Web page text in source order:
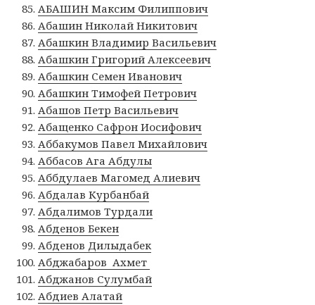
АБАШИН Максим Филиппович
Абашин Николай Никитович
Абашкин Владимир Васильевич
Абашкин Григорий Алексеевич
Абашкин Семен Иванович
Абашкин Тимофей Петрович
Абашов Петр Васильевич
Абащенко Сафрон Иосифович
Аббакумов Павел Михайлович
Аббасов Ага Абдулы
Аббдулаев Магомед Алиевич
Абдалав Курбанбай
Абдалимов Турдали
Абденов Бекен
Абденов Дилыдабек
Абджабаров Ахмет
Абджанов Сулумбай
Абдиев Алатай